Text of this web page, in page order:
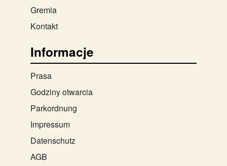
Gremia
Kontakt
Informacje
Prasa
Godziny otwarcia
Parkordnung
Impressum
Datenschutz
AGB